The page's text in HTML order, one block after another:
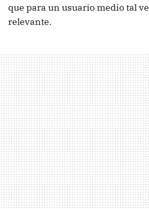
que para un usuario medio tal
relevante.